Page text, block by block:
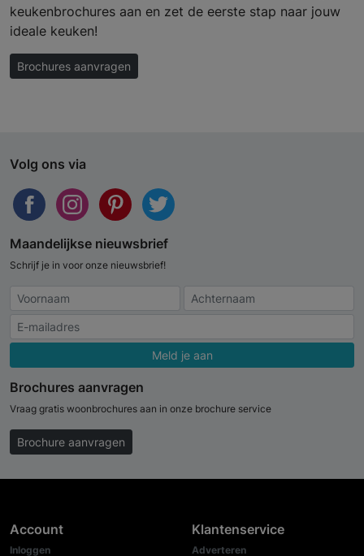
keukenbrochures aan en zet de eerste stap naar jouw
ideale keuken!
Brochures aanvragen
Volg ons via
Maandelijkse nieuwsbrief
Schrijf je in voor onze nieuwsbrief!
Meld je aan
Brochures aanvragen
Vraag gratis woonbrochures aan in onze brochure service
Brochure aanvragen
Account
Inloggen
Klantenservice
Adverteren